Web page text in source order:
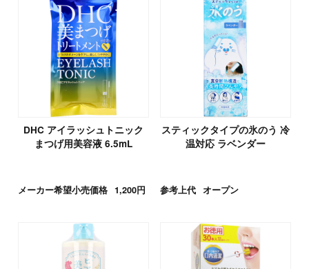
DHC アイラッシュトニック
まつげ用美容液 6.5mL
メーカー希望小売価格 1,200円
スティックタイプの氷のう 冷
温対応 ラベンダー
参考上代 オープン